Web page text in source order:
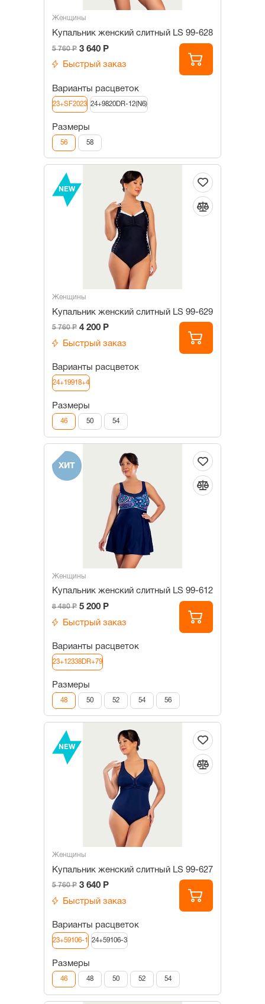
Женщины
Купальник женский слитный LS 99-628
5 760 Р 3 640 Р
Быстрый заказ
Варианты расцветок
23+SF2023 24+9820DR-12(N6)
Размеры
56 58
NEW
Женщины
Купальник женский слитный LS 99-629
5 760 Р 4 200 Р
Быстрый заказ
Варианты расцветок
24+19918+4
Размеры
46 50 54
ХИТ
Женщины
Купальник женский слитный LS 99-612
8 480 Р 5 200 Р
Быстрый заказ
Варианты расцветок
23+12338DR+79
Размеры
48 50 52 54 56
NEW
Женщины
Купальник женский слитный LS 99-627
5 760 Р 3 640 Р
Быстрый заказ
Варианты расцветок
23+59106-1 24+59106-3
Размеры
46 48 50 52 54